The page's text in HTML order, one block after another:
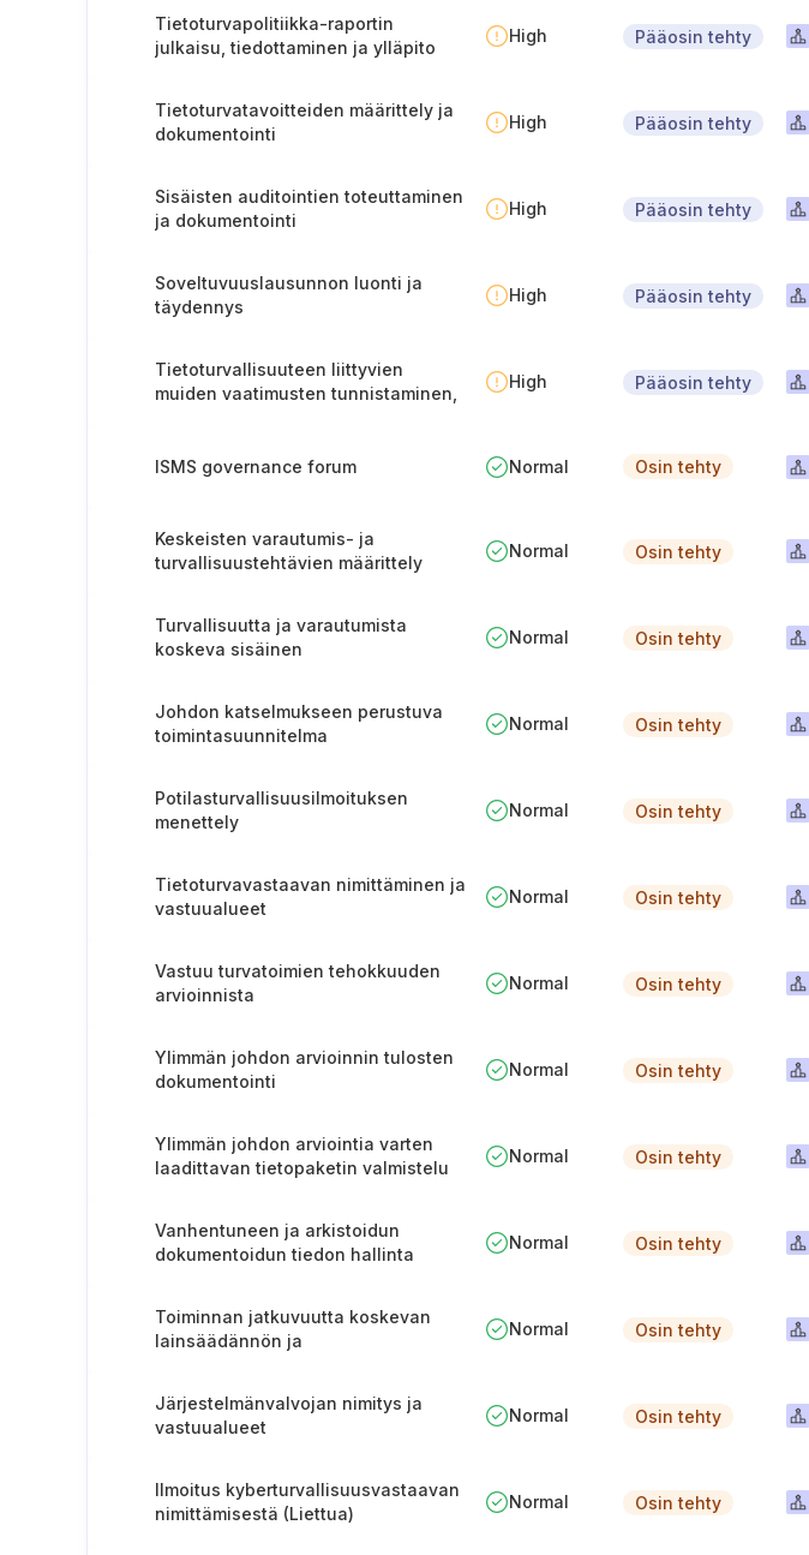
Tietoturvapolitiikka-raportin
julkaisu, tiedottaminen ja ylläpito
High Pääosin tehty
Tietoturvatavoitteiden määrittely ja
dokumentointi
High Pääosin tehty
Sisäisten auditointien toteuttaminen
ja dokumentointi
High Pääosin tehty
Soveltuvuuslausunnon luonti ja
täydennys
High Pääosin tehty
Tietoturvallisuuteen liittyvien
muiden vaatimusten tunnistaminen,
High Pääosin tehty
ISMS governance forum Normal Osin tehty
Keskeisten varautumis- ja
turvallisuustehtävien määrittely
Normal Osin tehty
Turvallisuutta ja varautumista
koskeva sisäinen
Normal Osin tehty
Johdon katselmukseen perustuva
toimintasuunnitelma
Normal Osin tehty
Potilasturvallisuusilmoituksen
menettely
Normal Osin tehty
Tietoturvavastaavan nimittäminen ja
vastuualueet
Normal Osin tehty
Vastuu turvatoimien tehokkuuden
arvioinnista
Normal Osin tehty
Ylimmän johdon arvioinnin tulosten
dokumentointi
Normal Osin tehty
Ylimmän johdon arviointia varten
laadittavan tietopaketin valmistelu
Normal Osin tehty
Vanhentuneen ja arkistoidun
dokumentoidun tiedon hallinta
Normal Osin tehty
Toiminnan jatkuvuutta koskevan
lainsäädännön ja
Normal Osin tehty
Järjestelmänvalvojan nimitys ja
vastuualueet
Normal Osin tehty
Ilmoitus kyberturvallisuusvastaavan
nimittämisestä (Liettua)
Normal Osin tehty